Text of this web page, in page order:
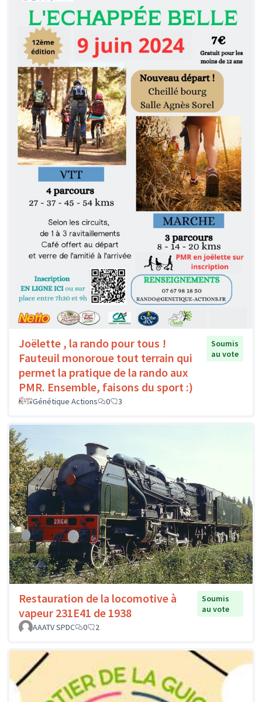
Joëlette , la rando pour tous !
Fauteuil monoroue tout terrain qui
permet la pratique de la rando aux
PMR. Ensemble, faisons du sport :)
Soumis
au vote
Génétique Actions 0 3
Restauration de la locomotive à
vapeur 231E41 de 1938
Soumis
au vote
AAATV SPDC
0 2